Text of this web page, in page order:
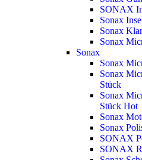
SONAX
Sonax
Sonax
Sonax
Sonax
Sonax
Sonax
Stück
Sonax
Stück Hot
Sonax
Sonax
SONAX
SONAX